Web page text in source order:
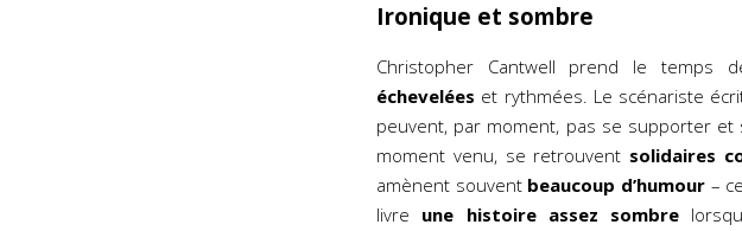
Ironique et sombre
Christopher Cantwell prend le temps
échevelées et rythmées. Le scénariste
peuvent, par moment, pas se supporter et
moment venu, se retrouvent solidaires
amènent souvent beaucoup d’humour–
livre une histoire assez sombre